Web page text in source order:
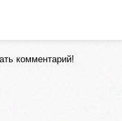
комментарий!